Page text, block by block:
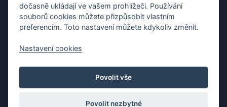
Copyright (c) 2010 - 2026
, created
Organizace závodů dračích lodí, teambulding programy
dočasně ukládají ve vašem prohlížeči. Používání
souborů cookies můžete přizpůsobit vlastním
preferencím. Toto nastavení můžete kdykoliv změnit.
Nastavení cookies
Povolit vše
Povolit nezbytné